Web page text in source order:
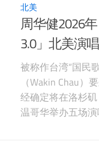
北美
周华健2026
3.0」北美演
被称作台湾“国民
（Wakin Chau）
经确定将在洛杉
温哥华举办五场